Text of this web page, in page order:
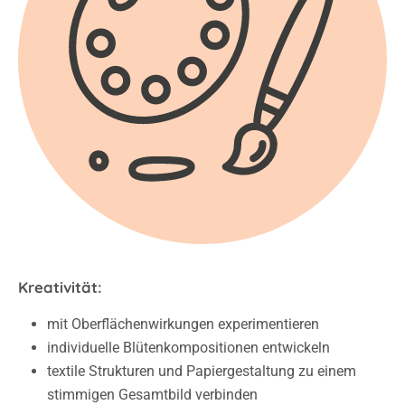
Kreativität:
mit Oberflächenwirkungen experimentieren
individuelle Blütenkompositionen entwickeln
textile Strukturen und Papiergestaltung zu einem
stimmigen Gesamtbild verbinden